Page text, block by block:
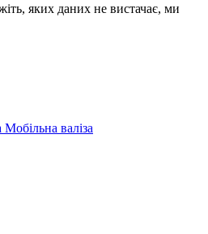
яких даних не вистачає, ми
Мобільна валіза